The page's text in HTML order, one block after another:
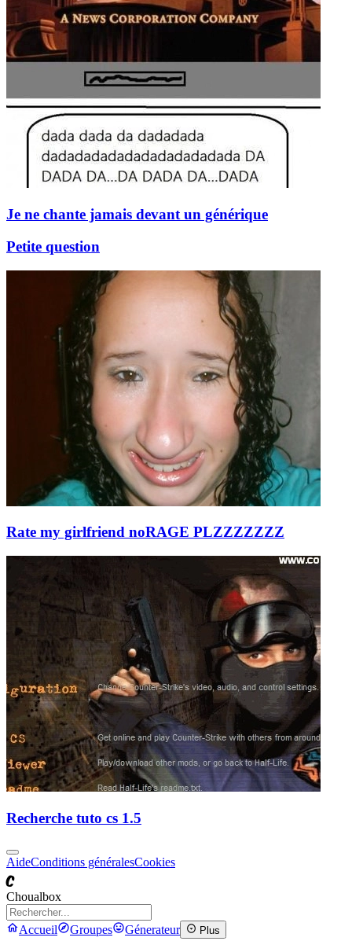
Je ne chante jamais devant un générique
Petite question
Rate my girlfriend noRAGE PLZZZZZZZ
Recherche tuto cs 1.5
AideConditions généralesCookies
C
Choualbox
Accueil Groupes Génerateur Plus